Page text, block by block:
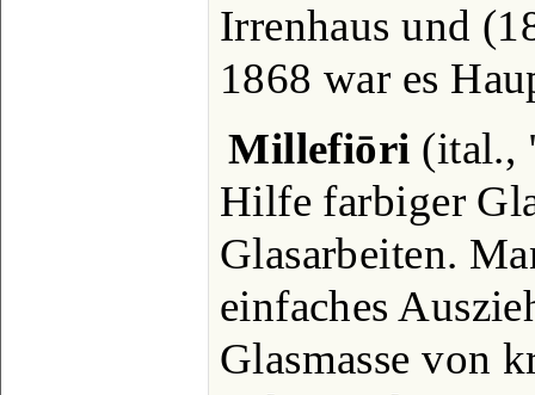
Irrenhaus und
1868 war es
Millefiōri (ital.,
Hilfe farbiger
Glasarbeiten.
einfaches
Glasmasse von